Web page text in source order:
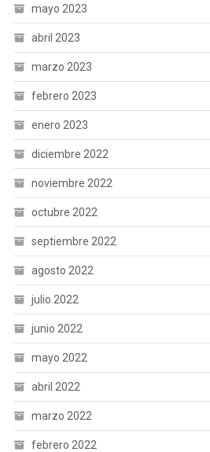
mayo 2023
abril 2023
marzo 2023
febrero 2023
enero 2023
diciembre 2022
noviembre 2022
octubre 2022
septiembre 2022
agosto 2022
julio 2022
junio 2022
mayo 2022
abril 2022
marzo 2022
febrero 2022